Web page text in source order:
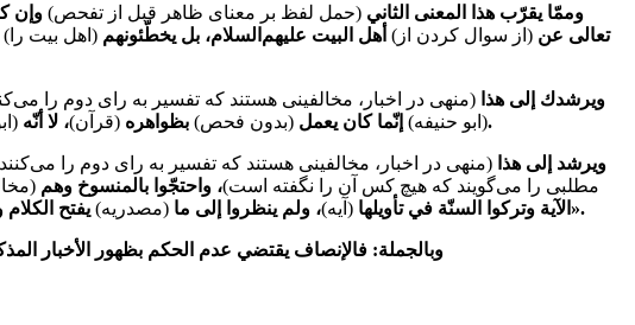
وممّا يقرّب هذا المعنى الثاني (حمل لفظ بر معنای ظاهر قبل از تفحص) وإن
تعالى عن (از سوال کردن از) أهل البيت عليهم‌السلام، بل يخطّئونهم (اهل بیت را)
ويرشدك إلى هذا (منهی در اخبار، مخالفینی هستند که تفسیر به رای دوم را
(ابو حنیفه) إنّما كان يعمل (بدون فحص) بظواهره (قرآن)، لا أنّه مع الكتاب والسنّة.
ويرشد إلى هذا (منهی در اخبار، مخالفینی هستند که تفسیر به رای دوم را
مطلبی را می‌گویند که هیچ کس آن را نگفته است)، واحتجّوا بالمنسوخ وهم
الآية وتركوا السنّة في تأويلها (آیه)، ولم ينظروا إلى ما (مصدریه) يفتح الكلام ، إذ لم يأخذوه عن أهله فضلّوا وأضلّوا».
وبالجملة: فالإنصاف يقتضي عدم الحكم بظهور الأخبار